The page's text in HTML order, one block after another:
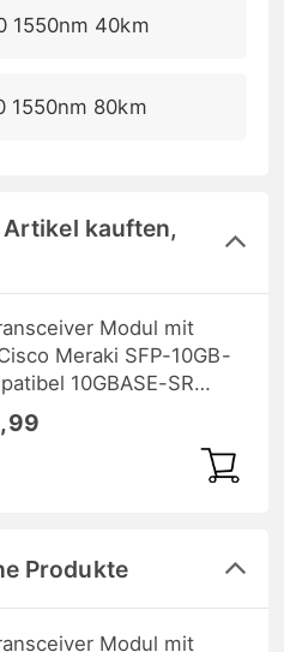
1550nm 40km
1550nm 80km
kauften,
Modul mit
Meraki SFP-10GB-
10GBASE-SR
300m (Standard)
Produkte
Modul mit